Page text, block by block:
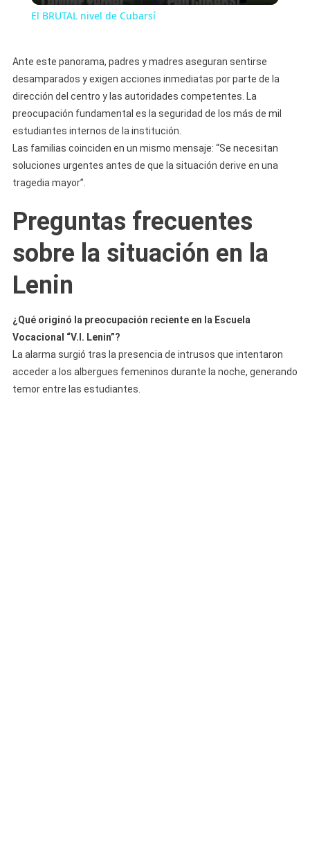
El BRUTAL nivel de Cubarsí
Ante este panorama, padres y madres aseguran sentirse
desamparados y exigen acciones inmediatas por parte de la
dirección del centro y las autoridades competentes. La
preocupación fundamental es la seguridad de los más de mil
estudiantes internos de la institución.
Las familias coinciden en un mismo mensaje: “Se necesitan
soluciones urgentes antes de que la situación derive en una
tragedia mayor”.
Preguntas frecuentes
sobre la situación en la
Lenin
¿Qué originó la preocupación reciente en la Escuela
Vocacional “V.I. Lenin”?
La alarma surgió tras la presencia de intrusos que intentaron
acceder a los albergues femeninos durante la noche, generando
temor entre las estudiantes.